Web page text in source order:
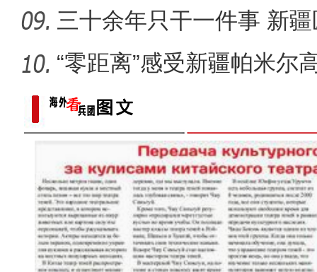
[非遗之美]刀尖上的工艺
三十余年只干一件事 新疆
“零距离”感受新疆帕米尔